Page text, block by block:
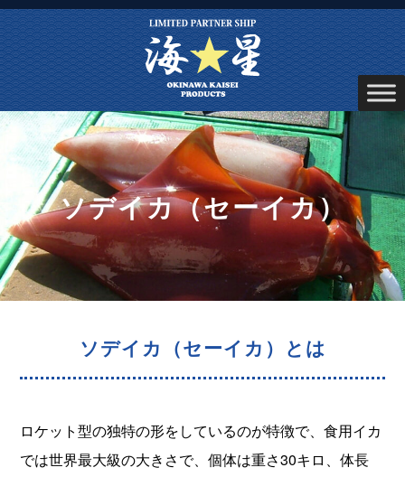
ソデイカ（セーイカ）
ソデイカ（セーイカ）とは
ロケット型の独特の形をしているのが特徴で、食用イカ
では世界最大級の大きさで、個体は重さ30キロ、体長